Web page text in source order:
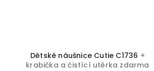
Dětské náušnice Cutie C1736 +
krabička a čistící utěrka zdarma